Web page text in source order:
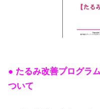
● たるみ改善プログラ
ついて